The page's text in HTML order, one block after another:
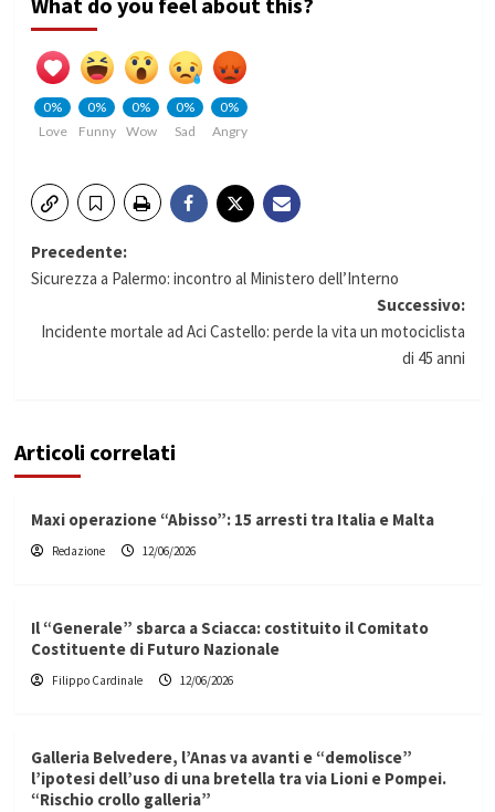
0%
Love
0%
Funny
0%
Wow
0%
Sad
0%
Angry
Navigazione
Precedente:
Sicurezza a Palermo: incontro al Ministero dell’Interno
Successivo:
Incidente mortale ad Aci Castello: perde la vita un motociclista
di 45 anni
Articoli correlati
Maxi operazione “Abisso”: 15 arresti tra Italia e Malta
Redazione 12/06/2026
Il “Generale” sbarca a Sciacca: costituito il Comitato
Costituente di Futuro Nazionale
Filippo Cardinale 12/06/2026
Galleria Belvedere, l’Anas va avanti e “demolisce”
l’ipotesi dell’uso di una bretella tra via Lioni e Pompei.
“Rischio crollo galleria”